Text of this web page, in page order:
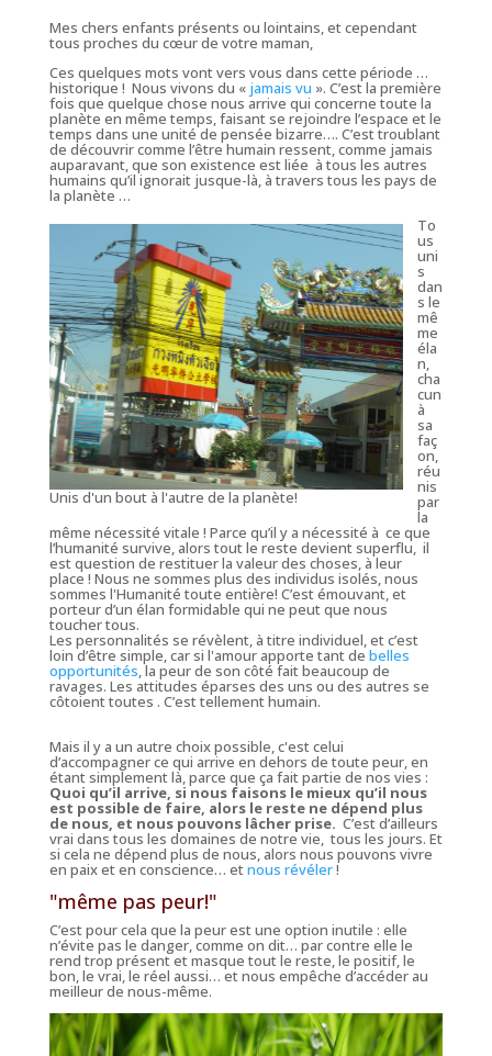
Mes chers enfants présents ou lointains, et cependant
tous proches du cœur de votre maman,
Ces quelques mots vont vers vous dans cette période …
historique ! Nous vivons du « jamais vu ». C’est la première
fois que quelque chose nous arrive qui concerne toute la
planète en même temps, faisant se rejoindre l’espace et le
temps dans une unité de pensée bizarre…. C’est troublant
de découvrir comme l’être humain ressent, comme jamais
auparavant, que son existence est liée à tous les autres
humains qu’il ignorait jusque-là, à travers tous les pays de
la planète …
Unis d'un bout à l'autre de la planète!
To
us
uni
s
dan
s le
mê
me
éla
n,
cha
cun
à
sa
faç
on,
réu
nis
par
la
même nécessité vitale ! Parce qu’il y a nécessité à ce que
l’humanité survive, alors tout le reste devient superflu, il
est question de restituer la valeur des choses, à leur
place ! Nous ne sommes plus des individus isolés, nous
sommes l'Humanité toute entière! C’est émouvant, et
porteur d’un élan formidable qui ne peut que nous
toucher tous.
Les personnalités se révèlent, à titre individuel, et c’est
loin d’être simple, car si l'amour apporte tant de belles
opportunités, la peur de son côté fait beaucoup de
ravages. Les attitudes éparses des uns ou des autres se
côtoient toutes . C’est tellement humain.
Mais il y a un autre choix possible, c'est celui
d’accompagner ce qui arrive en dehors de toute peur, en
étant simplement là, parce que ça fait partie de nos vies :
Quoi qu’il arrive, si nous faisons le mieux qu’il nous
est possible de faire, alors le reste ne dépend plus
de nous, et nous pouvons lâcher prise. C’est d’ailleurs
vrai dans tous les domaines de notre vie, tous les jours. Et
si cela ne dépend plus de nous, alors nous pouvons vivre
en paix et en conscience… etnous révéler!
"même pas peur!"
C’est pour cela que la peur est une option inutile : elle
n’évite pas le danger, comme on dit… par contre elle le
rend trop présent et masque tout le reste, le positif, le
bon, le vrai, le réel aussi… et nous empêche d’accéder au
meilleur de nous-même.